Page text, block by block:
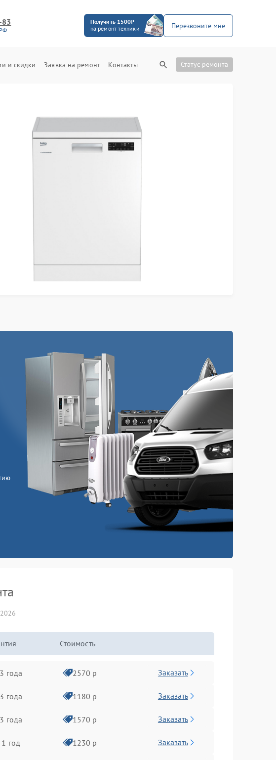
Получить 1500₽
на ремонт техники
Перезвоните мне
и скидки Заявка на ремонт Контакты Статус ремонта
Стоимость
3 года 2570 р Заказать
3 года 1180 р Заказать
3 года 1570 р Заказать
1 год 1230 р Заказать